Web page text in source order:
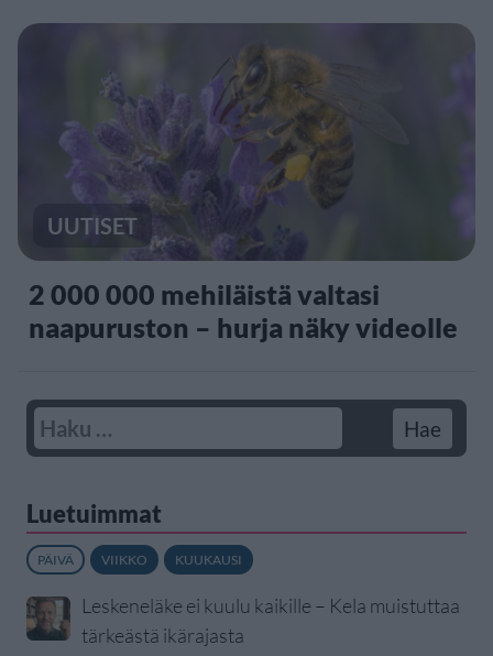
UUTISET
2 000 000 mehiläistä valtasi
naapuruston – hurja näky videolle
Luetuimmat
PÄIVÄ VIIKKO KUUKAUSI
Leskeneläke ei kuulu kaikille – Kela muistuttaa
tärkeästä ikärajasta